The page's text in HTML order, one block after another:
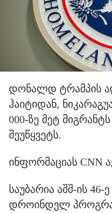
დონალდ ტრამპის
ჰაიტიდან,
000-ზე მეტ
შეუწყვეტს.
ინფორმაციას CNN
საუბარია აშშ-ის
დროინდელ